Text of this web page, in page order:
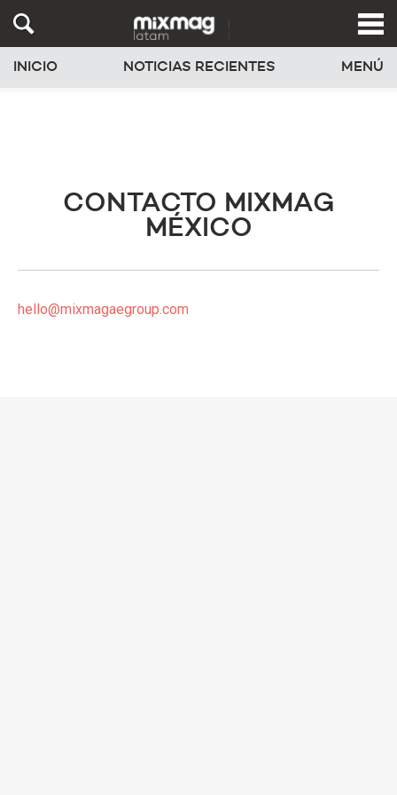
INICIO NOTICIAS RECIENTES MENÚ
CONTACTO MIXMAG
MÉXICO
hello@mixmagaegroup.com